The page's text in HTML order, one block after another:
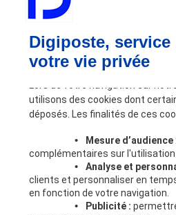
Digiposte, service
votre vie privée
utilisons des cookies dont
déposés. Les finalités de ces
• Mesure d’audience
complémentaires sur
•
Analyse et
clients et personnaliser en
en fonction de votre navigation.
•
Publicité :